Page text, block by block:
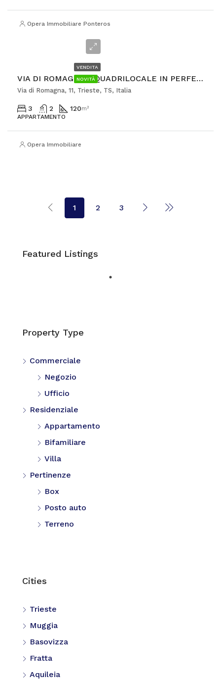
Opera Immobiliare Ponterosso
VENDITA
NOVITÀ VIA DI ROMAGNA – QUADRILOCALE IN PERFETTE CONDIZIONI CON POSTEGGIO
Via di Romagna, 11, Trieste, TS, Italia
3 2 120m²
APPARTAMENTO
Opera Immobiliare
1 2 3
Featured Listings
Property Type
Commerciale
Negozio
Ufficio
Residenziale
Appartamento
Bifamiliare
Villa
Pertinenze
Box
Posto auto
Terreno
Cities
Trieste
Muggia
Basovizza
Fratta
Aquileia